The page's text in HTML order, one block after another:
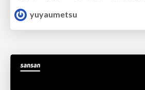
yuyaumetsu